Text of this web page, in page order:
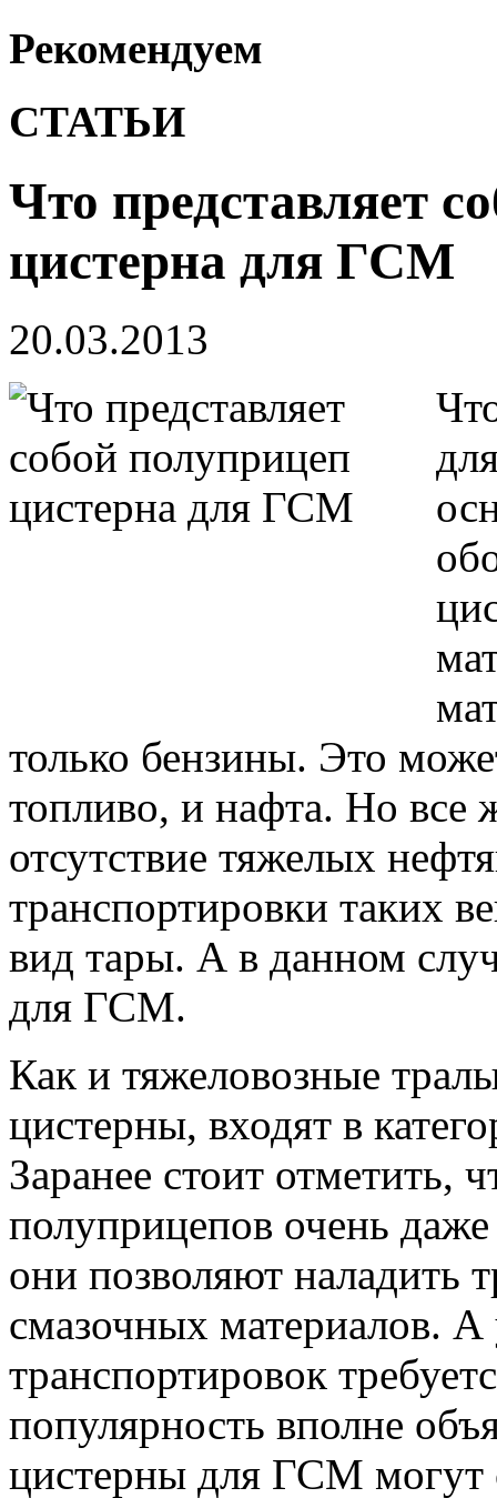
Рекомендуем
СТАТЬИ
Что представляет
цистерна для ГСМ
20.03.2013
только бензины. Это
топливо, и нафта. Но все
отсутствие тяжелых
транспортировки таких
вид тары. А в данном
для ГСМ.
Как и тяжеловозные
цистерны, входят в
Заранее стоит отметить,
полуприцепов очень
они позволяют наладить
смазочных материалов. А
транспортировок
популярность вполне
цистерны для ГСМ